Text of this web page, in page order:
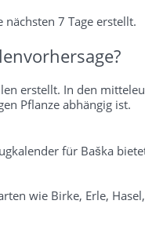
7 Tage erstellt.
erstellt. In den
Pflanze abhängig ist.
für Baška
wie Birke, Erle,